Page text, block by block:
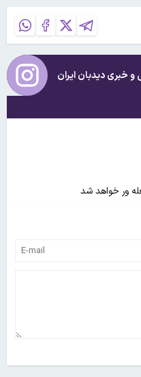
و خبریدیدبان ایران
ور خواهد شد